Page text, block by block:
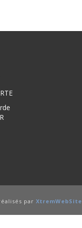
par XtremWebSite